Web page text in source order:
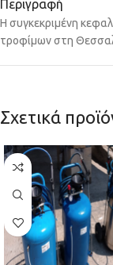
Περιγραφή
Η συγκεκριμένη
τροφίμων στη
Σχετικά